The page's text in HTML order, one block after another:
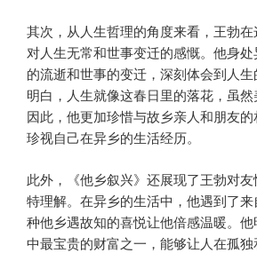
其次，从人生哲理的角度来看，王勃
对人生无常和世事变迁的感慨。他身
的流逝和世事的变迁，深刻体会到人
明白，人生就像这春日里的落花，虽然
因此，他更加珍惜与故乡亲人和朋友
珍视自己在异乡的生活经历。
此外，《他乡叙兴》还展现了王勃对
特理解。在异乡的生活中，他遇到了
种他乡遇故知的喜悦让他倍感温暖。
中最宝贵的财富之一，能够让人在孤